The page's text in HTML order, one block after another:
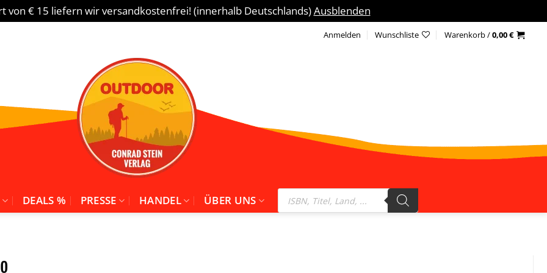
von € 15 liefern wir versandkostenfrei! (innerhalb Deutschlands)Ausblenden
Anmelden Wunschliste Warenkorb /0,00€
DEALS % PRESSE HANDEL ÜBER UNS
Products
search